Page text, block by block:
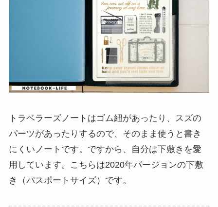
トラベラーズノートはゴム紐があったり、スズの
パーツがあったりするので、そのまま使うと書き
にくいノートです。ですから、自分は下敷きを愛
用しています。こちらは2020年バージョンの下敷
き（パスポートサイズ）です。